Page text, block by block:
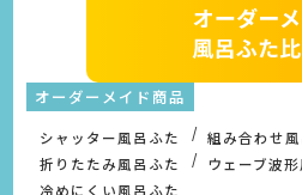
オーダーメイド商品
シャッター風呂ふた
組み合わせ
折りたたみ風呂ふた
ウェーブ波
冷めにくい風呂ふた